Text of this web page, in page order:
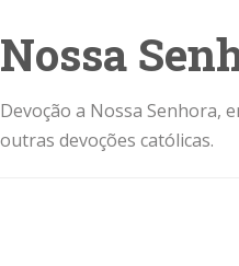
Nossa
Devoção a Nossa Senhora,
outras devoções católicas.